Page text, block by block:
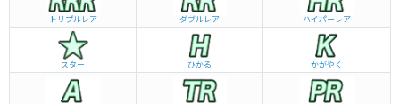
トリプルレア ダブルレア ハイパーレア
スター ひかる かがやく